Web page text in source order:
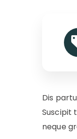
Dis
Suscipit
neque